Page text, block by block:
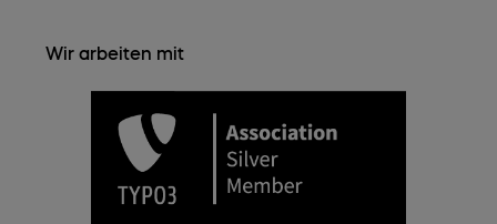
Wir arbeiten mit